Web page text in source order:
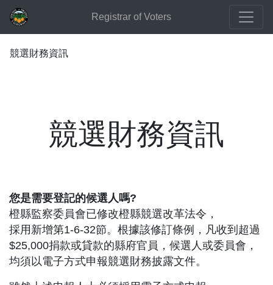
Registrar of Voters
競選財務資訊
競選財務資訊
您是需要登記的候選人嗎?
橙縣監察委員會已修改橙縣競選改革法令，
採用新增第1-6-32節。根據該修訂條例，凡收到超過
$25,000捐款或貸款的縣府官員，候選人或委員會，
均須以電子方式申報競選財務披露文件。